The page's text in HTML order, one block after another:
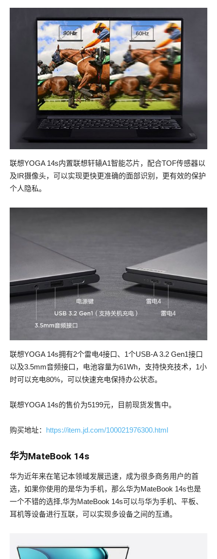
联想YOGA 14s内置联想轩辕A1智能芯片，配合TOF传感器以
及IR摄像头，可以实现更快更准确的面部识别，更有效的保护
个人隐私。
联想YOGA 14s拥有2个雷电4接口、1个USB-A 3.2 Gen1接口
以及3.5mm音频接口，电池容量为61Wh，支持快充技术，1小
时可以充电80%，可以快速充电保持办公状态。
联想YOGA 14s的售价为5199元，目前现货发售中。
购买地址： https://item.jd.com/100021976300.html
华为MateBook 14s
华为近年来在笔记本领域发展迅速，成为很多商务用户的首
选，如果你使用的是华为手机，那么华为MateBook 14s也是
一个不错的选择,华为MateBook 14s可以与华为手机、平板、
耳机等设备进行互联，可以实现多设备之间的互通。